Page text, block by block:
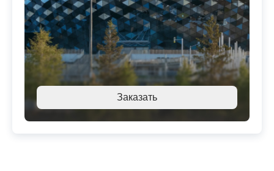
Заказать